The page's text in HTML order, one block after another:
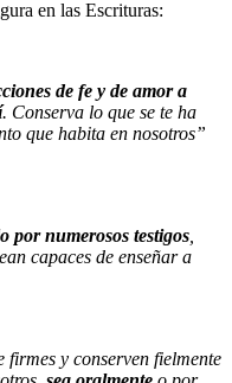
en las Escrituras:
de fe y de amor a
. Conserva lo que se te ha
que habita en nosotros”
por numerosos testigos
capaces de enseñar a
y conserven fielmente